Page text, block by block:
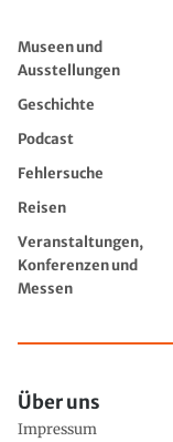
Museen und
Ausstellungen
Geschichte
Podcast
Fehlersuche
Reisen
Veranstaltungen,
Konferenzen und
Messen
Über uns
Impressum